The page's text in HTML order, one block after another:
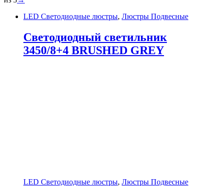
LED Светодиодные люстры, Люстры Подвесные
Светодиодный светильник
3450/8+4 BRUSHED GREY
LED Светодиодные люстры, Люстры Подвесные